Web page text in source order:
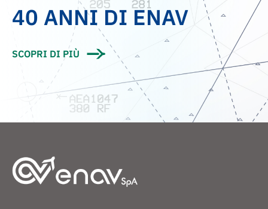
40 ANNI DI ENAV
SCOPRI DI PIÙ